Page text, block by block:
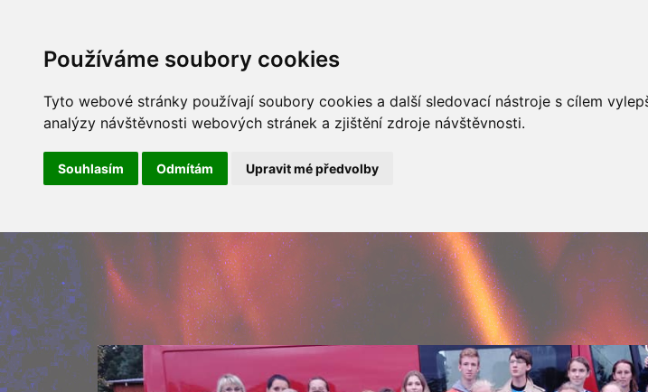
Používáme soubory cookies
Tyto webové stránky používají soubory cookies a další sledovací nástroje s cílem
analýzy návštěvnosti webových stránek a zjištění zdroje návštěvnosti.
Souhlasím Odmítám Upravit mé předvolby
ÚVOD NOVINKY